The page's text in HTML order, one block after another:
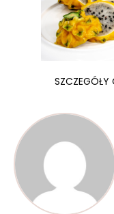
SZCZEGÓŁY